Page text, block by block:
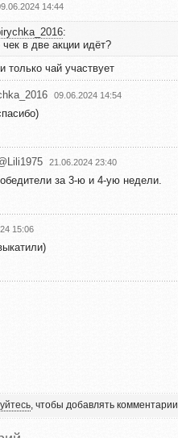
14:44
:
в две акции идёт?
только чай участвует
09.06.2024 14:54
21.06.2024 23:40
за 3-ю и 4-ую недели.
15:06
, чтобы добавлять комментарии.